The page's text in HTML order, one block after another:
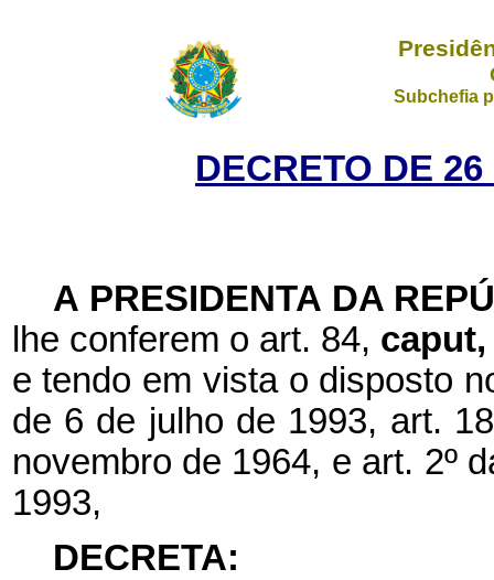
Subchefia
DECRETO DE
A PRESIDENTA DA
lhe conferem o art. 84,
e tendo em vista o disposto
de 6 de julho de 1993, art.
novembro de 1964, e art. 2º
1993,
DECRETA: